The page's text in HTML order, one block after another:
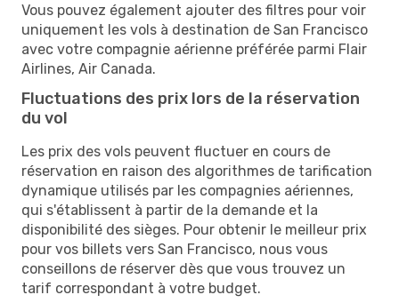
Vous pouvez également ajouter des filtres pour voir
uniquement les vols à destination de San Francisco
avec votre compagnie aérienne préférée parmi Flair
Airlines, Air Canada.
Fluctuations des prix lors de la réservation
du vol
Les prix des vols peuvent fluctuer en cours de
réservation en raison des algorithmes de tarification
dynamique utilisés par les compagnies aériennes,
qui s'établissent à partir de la demande et la
disponibilité des sièges. Pour obtenir le meilleur prix
pour vos billets vers San Francisco, nous vous
conseillons de réserver dès que vous trouvez un
tarif correspondant à votre budget.